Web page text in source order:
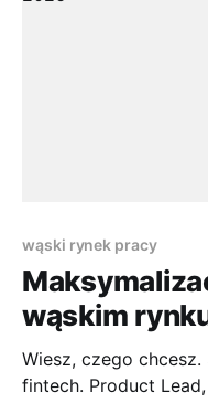
wąski rynek pracy
wąskim
Wiesz, czego
fintech. Product